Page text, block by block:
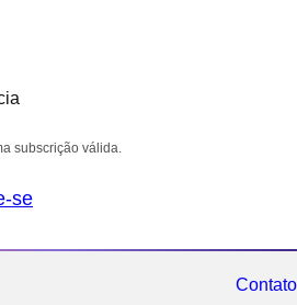
subscrição válida.
se
Contato